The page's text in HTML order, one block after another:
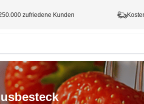
zufriedene Kunden